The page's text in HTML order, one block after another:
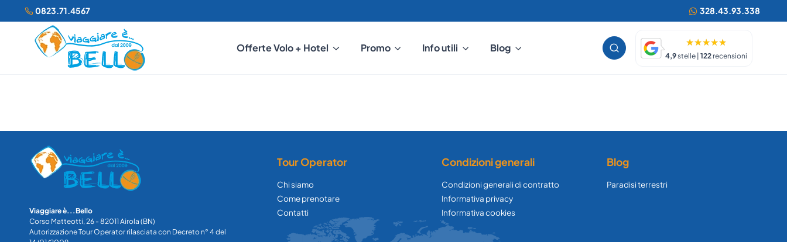
0823.71.4567 328.43.93.338
Offerte Volo + Hotel Promo Info utili Blog
4,9stelle | 122recensioni
Viaggiare è...Bello
Corso Matteotti, 26 - 82011 Airola (BN)
Autorizzazione Tour Operator rilasciata con Decreto n° 4 del
Tour Operator
Chi siamo
Come prenotare
Contatti
Condizioni generali
Condizioni generali di contratto
Informativa privacy
Informativa cookies
Blog
Paradisi terrestri